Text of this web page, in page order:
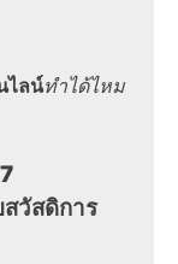
ไลน์ทำได้ไหม
สวัสดิการ